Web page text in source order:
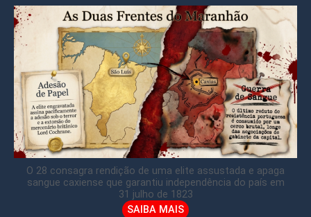
O 28 consagra rendição de uma elite assustada e apaga
sangue caxiense que garantiu independência do país em
31 julho de 1823
SAIBA MAIS